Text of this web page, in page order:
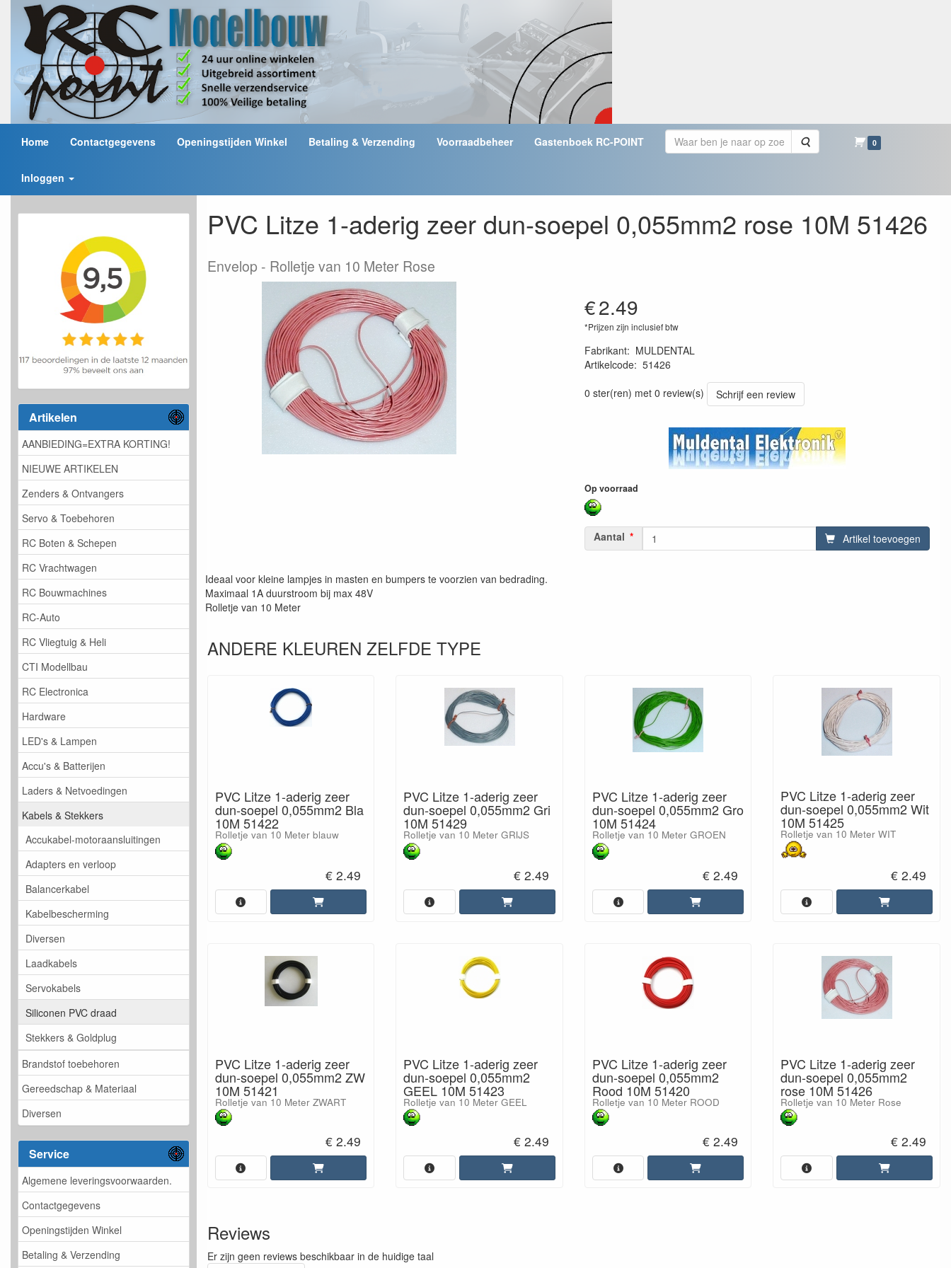
Home Contactgegevens Openingstijden Winkel Betaling & Verzending Voorraadbeheer Gastenboek RC-POINT Zoeken 0
Inloggen
Artikelen
AANBIEDING=EXTRA KORTING!
NIEUWE ARTIKELEN
Zenders & Ontvangers
Servo & Toebehoren
RC Boten & Schepen
RC Vrachtwagen
RC Bouwmachines
RC-Auto
RC Vliegtuig & Heli
CTI Modellbau
RC Electronica
Hardware
LED's & Lampen
Accu's & Batterijen
Laders & Netvoedingen
Kabels & Stekkers
Accukabel-motoraansluitingen
Adapters en verloop
Balancerkabel
Kabelbescherming
Diversen
Laadkabels
Servokabels
Siliconen PVC draad
Stekkers & Goldplug
Brandstof toebehoren
Gereedschap & Materiaal
Diversen
Service
Algemene leveringsvoorwaarden.
Contactgegevens
Openingstijden Winkel
Betaling & Verzending
PVC Litze 1-aderig zeer dun-soepel 0,055mm2 rose 10M 51426
Envelop Rolletje van 10 Meter Rose
€2.49
*Prijzen zijn inclusief btw
Fabrikant: MULDENTAL
Artikelcode: 51426
0 ster(ren) met 0 review(s)
Schrijf een review
Op voorraad
Aantal Artikel toevoegen
Ideaal voor kleine lampjes in masten en bumpers te voorzien van bedrading.
Maximaal 1A duurstroom bij max 48V
Rolletje van 10 Meter
ANDERE KLEUREN ZELFDE TYPE
PVC Litze 1-aderig zeer
dun-soepel 0,055mm2 Bla
10M 51422
Rolletje van 10 Meter blauw
€ 2.49
PVC Litze 1-aderig zeer
dun-soepel 0,055mm2 Gri
10M 51429
Rolletje van 10 Meter GRIJS
€ 2.49
PVC Litze 1-aderig zeer
dun-soepel 0,055mm2 Gro
10M 51424
Rolletje van 10 Meter GROEN
€ 2.49
PVC Litze 1-aderig zeer
dun-soepel 0,055mm2 Wit
10M 51425
Rolletje van 10 Meter WIT
€ 2.49
PVC Litze 1-aderig zeer
dun-soepel 0,055mm2 ZW
10M 51421
Rolletje van 10 Meter ZWART
€ 2.49
PVC Litze 1-aderig zeer
dun-soepel 0,055mm2
GEEL 10M 51423
Rolletje van 10 Meter GEEL
€ 2.49
PVC Litze 1-aderig zeer
dun-soepel 0,055mm2
Rood 10M 51420
Rolletje van 10 Meter ROOD
€ 2.49
PVC Litze 1-aderig zeer
dun-soepel 0,055mm2
rose 10M 51426
Rolletje van 10 Meter Rose
€ 2.49
Reviews
Er zijn geen reviews beschikbaar in de huidige taal